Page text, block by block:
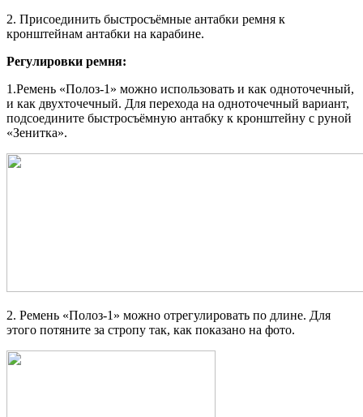
2. Присоединить быстросъёмные антабки ремня к
кронштейнам антабки на карабине.
Регулировки ремня:
1.Ремень «Полоз-1» можно использовать и как одноточечный,
и как двухточечный. Для перехода на одноточечный вариант,
подсоедините быстросъёмную антабку к кронштейну с руной
«Зенитка».
2. Ремень «Полоз-1» можно отрегулировать по длине. Для
этого потяните за стропу так, как показано на фото.